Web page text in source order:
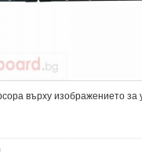
върху изображението за